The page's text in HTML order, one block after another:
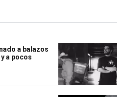
a balazos
a pocos